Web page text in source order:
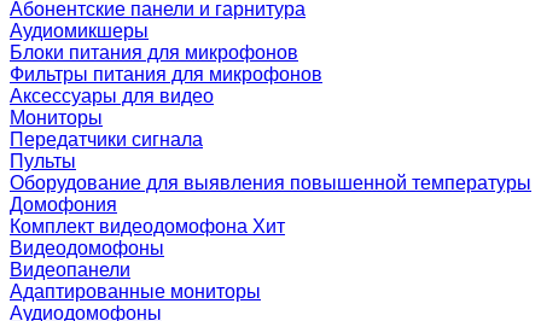
Абонентские панели и гарнитура
Аудиомикшеры
Блоки питания для микрофонов
Фильтры питания для микрофонов
Аксессуары для видео
Мониторы
Передатчики сигнала
Пульты
Оборудование для выявления повышенной температуры
Домофония
Комплект видеодомофона Хит
Видеодомофоны
Видеопанели
Адаптированные мониторы
Аудиодомофоны